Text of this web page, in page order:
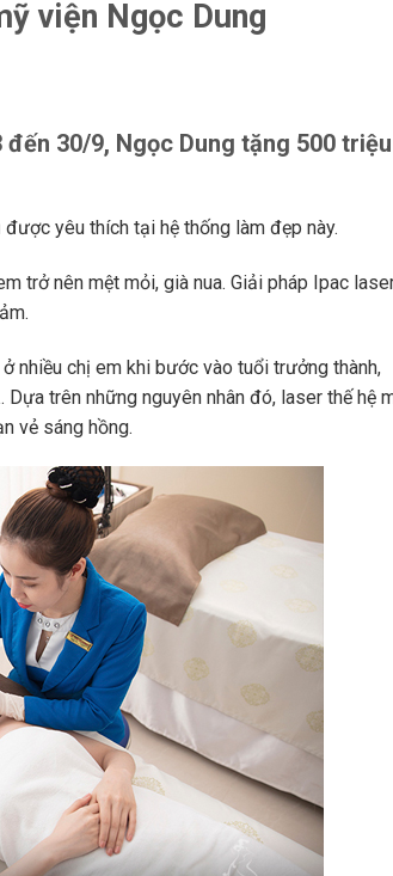
viện Ngọc Dung
30/9, Ngọc Dung tặng 500 triệu
yêu thích tại hệ thống làm đẹp này.
trở nên mệt mỏi, già nua. Giải pháp Ipac
nhiều chị em khi bước vào tuổi trưởng thành,
trên những nguyên nhân đó, laser thế hệ
vẻ sáng hồng.